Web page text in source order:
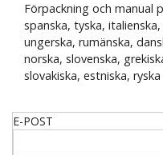
Förpackning och manual
spanska, tyska,
ungerska, rumänska,
norska, slovenska,
slovakiska, estniska,
E-POST